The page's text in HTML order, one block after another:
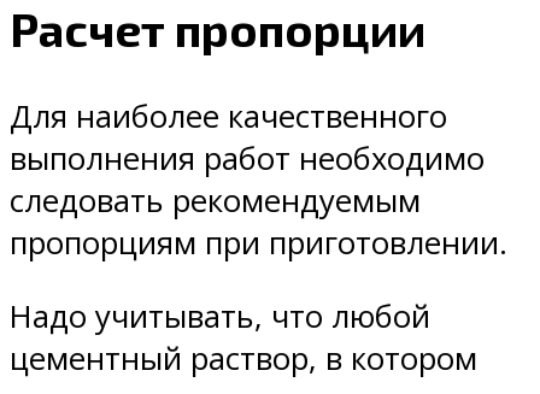
Расчет пропорции
Для наиболее качественного
выполнения работ необходимо
следовать рекомендуемым
пропорциям при приготовлении.
Надо учитывать, что любой
цементный раствор, в котором